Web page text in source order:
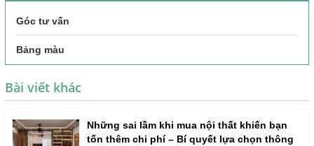
Góc tư vấn
Bảng màu
Bài viết khác
Những sai lầm khi mua nội thất khiến bạn
tốn thêm chi phí – Bí quyết lựa chọn thông